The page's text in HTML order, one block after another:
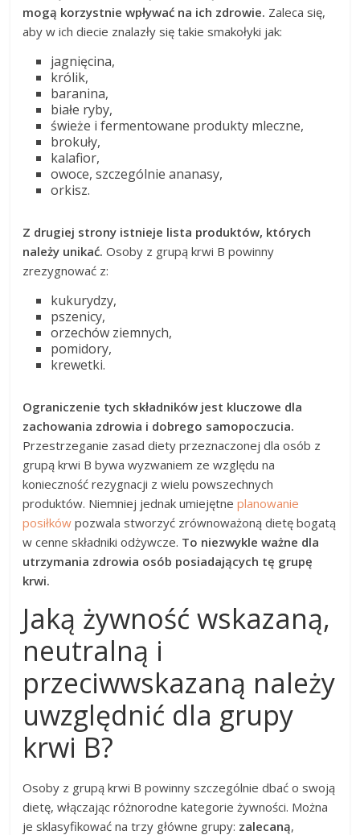
mogą korzystnie wpływać na ich zdrowie. Zaleca się,
aby w ich diecie znalazły się takie smakołyki jak:
jagnięcina,
królik,
baranina,
białe ryby,
świeże i fermentowane produkty mleczne,
brokuły,
kalafior,
owoce, szczególnie ananasy,
orkisz.
Z drugiej strony istnieje lista produktów, których
należy unikać. Osoby z grupą krwi B powinny
zrezygnować z:
kukurydzy,
pszenicy,
orzechów ziemnych,
pomidory,
krewetki.
Ograniczenie tych składników jest kluczowe dla
zachowania zdrowia i dobrego samopoczucia.
Przestrzeganie zasad diety przeznaczonej dla osób z
grupą krwi B bywa wyzwaniem ze względu na
konieczność rezygnacji z wielu powszechnych
produktów. Niemniej jednak umiejętneplanowanie
posiłków pozwala stworzyć zrównoważoną dietę bogatą
w cenne składniki odżywcze. To niezwykle ważne dla
utrzymania zdrowia osób posiadających tę grupę
krwi.
Jaką żywność wskazaną,
neutralną i
przeciwwskazaną należy
uwzględnić dla grupy
krwi B?
Osoby z grupą krwi B powinny szczególnie dbać o swoją
dietę, włączając różnorodne kategorie żywności. Można
je sklasyfikować na trzy główne grupy: zalecaną,